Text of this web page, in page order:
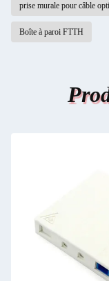
prise murale pour câble
Boîte à paroi FTTH